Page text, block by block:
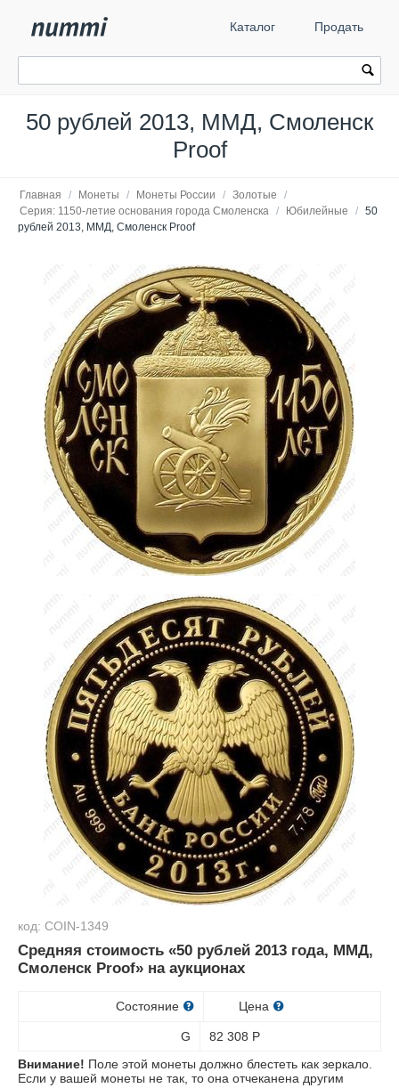
Каталог Продать
50 рублей 2013, ММД, Смоленск
Proof
Главная / Монеты / Монеты России / Золотые
/
Cерия: 1150-летие основания города Смоленска / Юбилейные / 50
рублей 2013, ММД, Смоленск Proof
код: COIN-1349
Средняя стоимость «50 рублей 2013 года, ММД,
Смоленск Proof» на аукционах
Состояние Цена
G 82 308 Р
Внимание! Поле этой монеты должно блестеть как зеркало.
Если у вашей монеты не так, то она отчеканена другим